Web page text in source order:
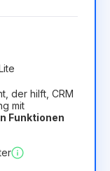
der hilft, CRM
mit
Funktionen